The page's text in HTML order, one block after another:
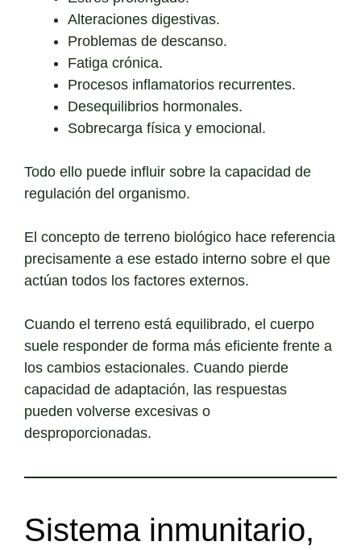
Alteraciones digestivas.
Problemas de descanso.
Fatiga crónica.
Procesos inflamatorios recurrentes.
Desequilibrios hormonales.
Sobrecarga física y emocional.
Todo ello puede influir sobre la capacidad de
regulación del organismo.
El concepto de terreno biológico hace referencia
precisamente a ese estado interno sobre el que
actúan todos los factores externos.
Cuando el terreno está equilibrado, el cuerpo
suele responder de forma más eficiente frente a
los cambios estacionales. Cuando pierde
capacidad de adaptación, las respuestas
pueden volverse excesivas o
desproporcionadas.
Sistema inmunitario,